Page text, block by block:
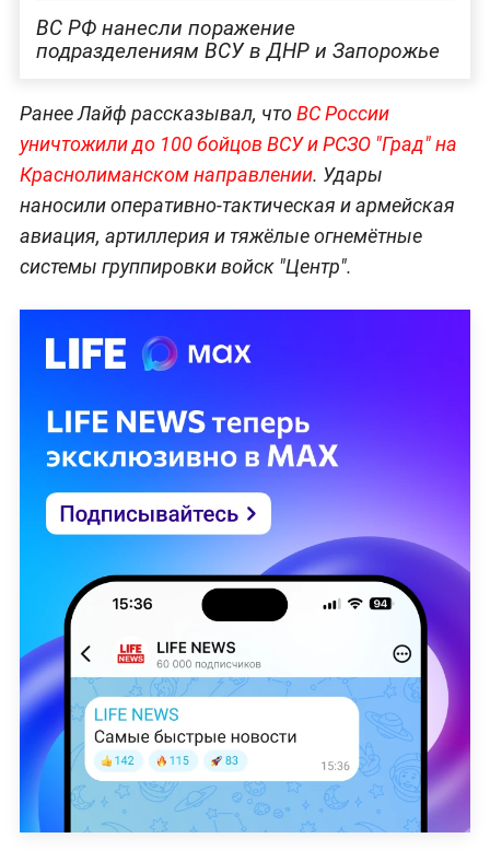
ВС РФ нанесли поражение
подразделениям ВСУ в ДНР и Запорожье
Ранее Лайф рассказывал, чтоВС России
уничтожили до 100 бойцов ВСУ и РСЗО "Град" на
Краснолиманском направлении. Удары
наносили оперативно-тактическая и армейская
авиация, артиллерия и тяжёлые огнемётные
системы группировки войск "Центр".